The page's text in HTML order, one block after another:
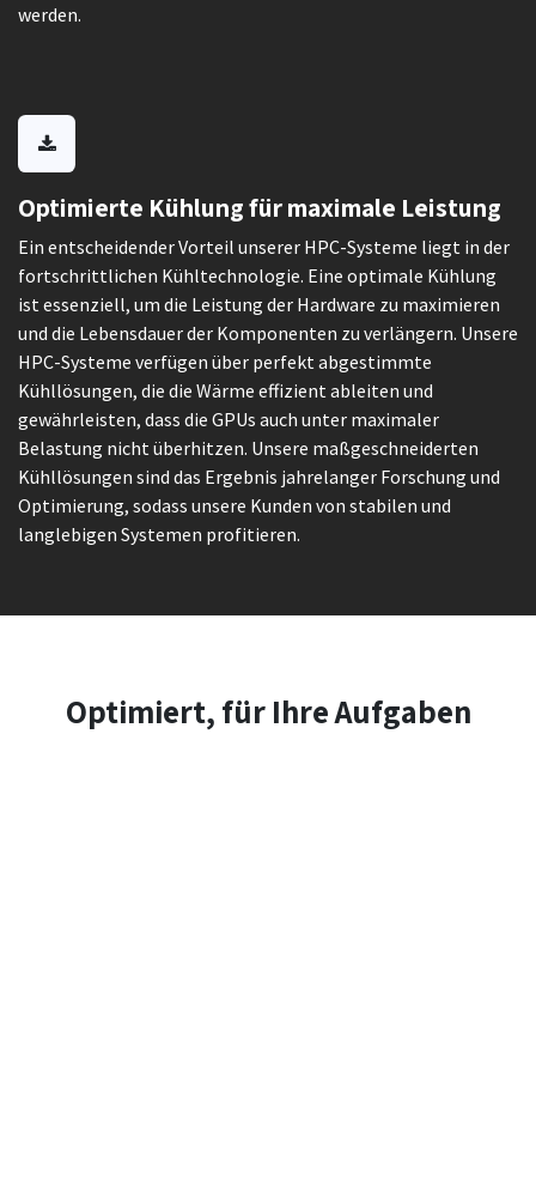
werden.
Optimierte Kühlung für maximale Leistung
Ein entscheidender Vorteil unserer HPC-Systeme liegt in der
fortschrittlichen Kühltechnologie. Eine optimale Kühlung
ist essenziell, um die Leistung der Hardware zu maximieren
und die Lebensdauer der Komponenten zu verlängern. Unsere
HPC-Systeme verfügen über perfekt abgestimmte
Kühllösungen, die die Wärme effizient ableiten und
gewährleisten, dass die GPUs auch unter maximaler
Belastung nicht überhitzen. Unsere maßgeschneiderten
Kühllösungen sind das Ergebnis jahrelanger Forschung und
Optimierung, sodass unsere Kunden von stabilen und
langlebigen Systemen profitieren.
Optimiert, für Ihre Aufgaben